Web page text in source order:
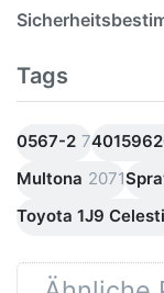
Tags
0567-2 7
Multona 2071
Toyota 1J9